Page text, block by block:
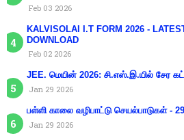
Feb 03 2026
KALVISOLAI I.T FORM 2026 -
DOWNLOAD
Feb 02 2026
JEE. மெயின் 2026: சி.எஸ்.இ.யில் சேர
Jan 29 2026
பள்ளி காலை வழிபாட்டு செயல்பாடுகள் -
Jan 29 2026